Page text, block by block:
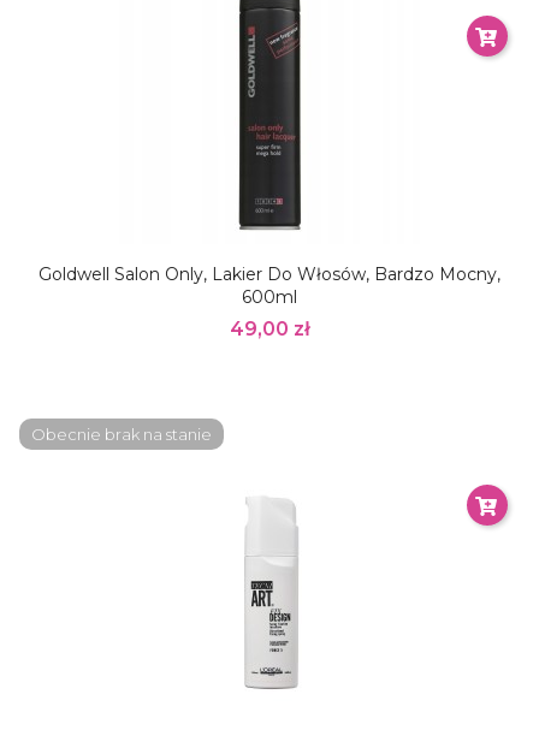
Goldwell Salon Only, Lakier Do Włosów, Bardzo Mocny,
600ml
49,00 zł
Obecnie brak na stanie